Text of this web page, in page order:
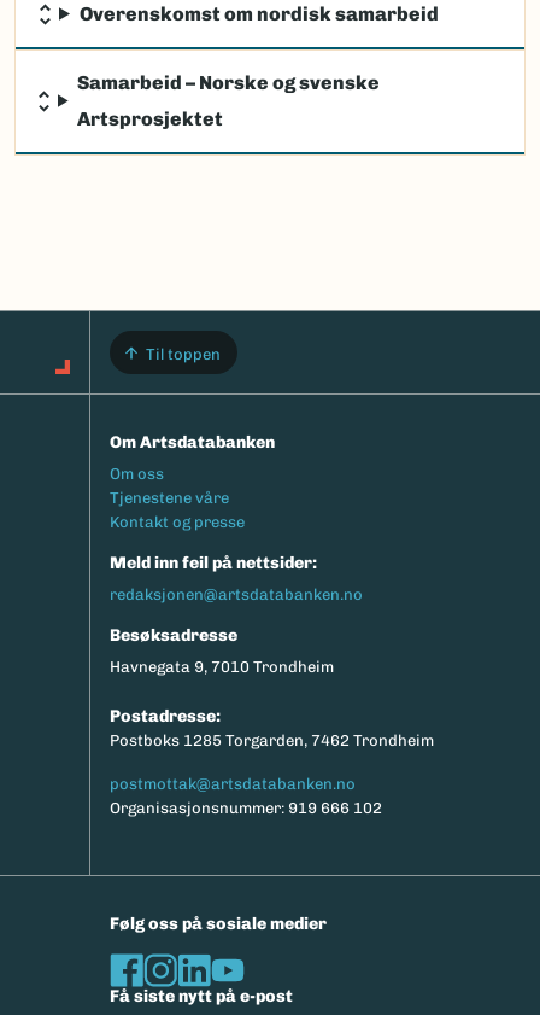
Overenskomst om nordisk samarbeid
Samarbeid – Norske og svenske
Artsprosjektet
Til toppen
Om Artsdatabanken
Footermeny
Om oss
Tjenestene våre
Kontakt og presse
Meld inn feil på nettsider:
redaksjonen@artsdatabanken.no
Besøksadresse
Havnegata 9, 7010 Trondheim
Postadresse:
Postboks 1285 Torgarden, 7462 Trondheim
postmottak@artsdatabanken.no
Organisasjonsnummer: 919 666 102
Følg oss på sosiale medier
Få siste nytt på e-post